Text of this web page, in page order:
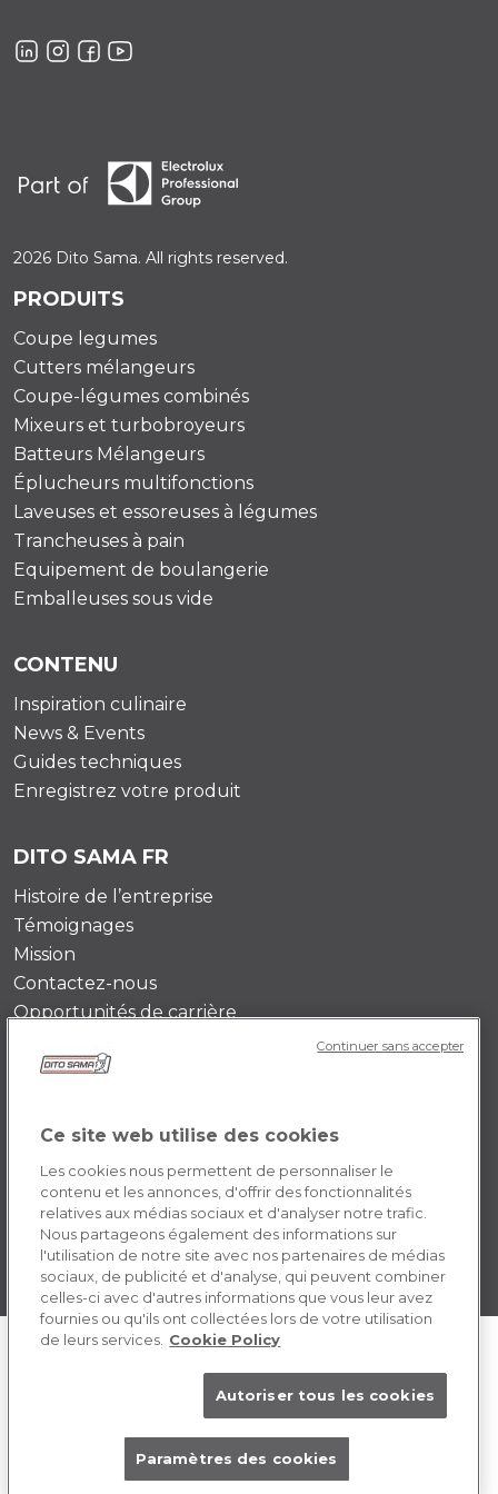
2026 Dito Sama. All rights reserved.
PRODUITS
Coupe legumes
Cutters mélangeurs
Coupe-légumes combinés
Mixeurs et turbobroyeurs
Batteurs Mélangeurs
Éplucheurs multifonctions
Laveuses et essoreuses à légumes
Trancheuses à pain
Equipement de boulangerie
Emballeuses sous vide
CONTENU
Inspiration culinaire
News & Events
Guides techniques
Enregistrez votre produit
DITO SAMA FR
Histoire de l’entreprise
Témoignages
Mission
Contactez-nous
Opportunités de carrière
POLICY FR
Cookie
Ce site web utilise des cookies
Les cookies nous permettent de personnaliser le
contenu et les annonces, d'offrir des fonctionnalités
relatives aux médias sociaux et d'analyser notre trafic.
Nous partageons également des informations sur
l'utilisation de notre site avec nos partenaires de médias
sociaux, de publicité et d'analyse, qui peuvent combiner
celles-ci avec d'autres informations que vous leur avez
fournies ou qu'ils ont collectées lors de votre utilisation
de leurs services. Cookie Policy
Autoriser tous les cookies
Paramètres des cookies
Continuer sans accepter